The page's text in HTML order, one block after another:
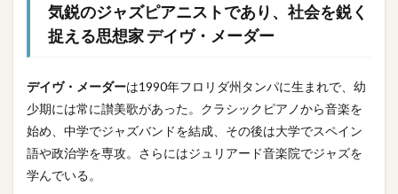
気鋭のジャズピアニストであり、社会を鋭く
捉える思想家 デイヴ・メーダー
デイヴ・メーダーは1990年フロリダ州タンパに生まれで、幼
少期には常に讃美歌があった。クラシックピアノから音楽を
始め、中学でジャズバンドを結成、その後は大学でスペイン
語や政治学を専攻。さらにはジュリアード音楽院でジャズを
学んでいる。